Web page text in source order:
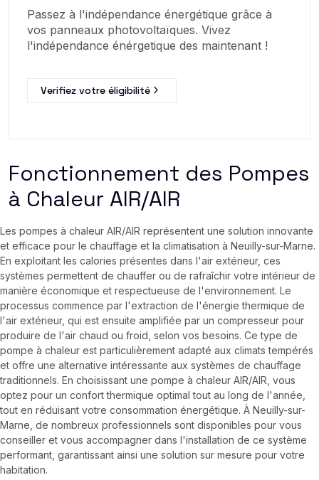
Passez à l'indépendance énergétique grâce à
vos panneaux photovoltaïques. Vivez
l'indépendance énérgetique des maintenant !
Verifiez votre éligibilité
Fonctionnement des Pompes
à Chaleur AIR/AIR
Les pompes à chaleur AIR/AIR représentent une solution innovante
et efficace pour le chauffage et la climatisation à Neuilly-sur-Marne.
En exploitant les calories présentes dans l'air extérieur, ces
systèmes permettent de chauffer ou de rafraîchir votre intérieur de
manière économique et respectueuse de l'environnement. Le
processus commence par l'extraction de l'énergie thermique de
l'air extérieur, qui est ensuite amplifiée par un compresseur pour
produire de l'air chaud ou froid, selon vos besoins. Ce type de
pompe à chaleur est particulièrement adapté aux climats tempérés
et offre une alternative intéressante aux systèmes de chauffage
traditionnels. En choisissant une pompe à chaleur AIR/AIR, vous
optez pour un confort thermique optimal tout au long de l'année,
tout en réduisant votre consommation énergétique. À Neuilly-sur-
Marne, de nombreux professionnels sont disponibles pour vous
conseiller et vous accompagner dans l'installation de ce système
performant, garantissant ainsi une solution sur mesure pour votre
habitation.